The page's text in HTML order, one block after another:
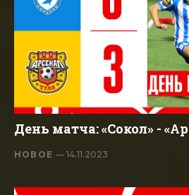
День матча: «Сокол» -
НОВОЕ— 14.11.2023